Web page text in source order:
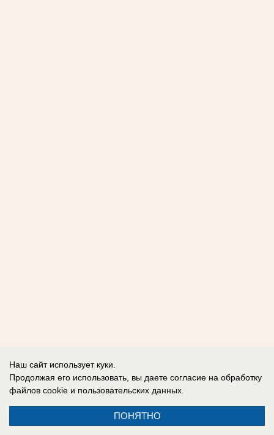
Наш сайт использует куки.
Продолжая его использовать, вы даете согласие на обработку
файлов cookie и пользовательских данных.
ПОНЯТНО